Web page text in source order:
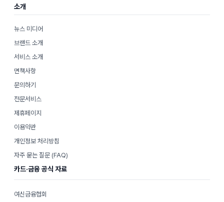
소개
뉴스 미디어
브랜드 소개
서비스 소개
면책사항
문의하기
전문서비스
제휴페이지
이용약관
개인정보 처리방침
자주 묻는 질문 (FAQ)
카드·금융 공식 자료
여신금융협회